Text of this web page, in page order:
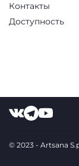
Контакты
Доступность
© 2023 - Artsana